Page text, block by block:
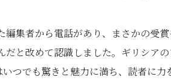
編集者から電話があり、まさかの受
だと改めて認識しました。ギリシア
つでも驚きと魅力に満ち、読者に